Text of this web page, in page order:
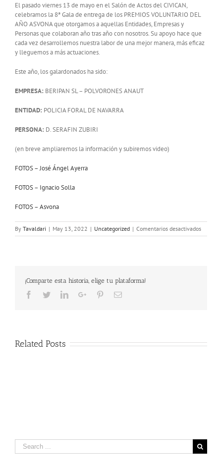
El pasado viernes 13 de mayo en el Salón de Actos del CIVICAN,
celebramos la 8ª Gala de entrega de los PREMIOS VOLUNTARIO DEL
AÑO ASVONA que otorgamos a aquellas Entidades, Empresas y
Personas que colaboran año tras año con nosotros. Su apoyo hace que
cada vez desarrollemos nuestra labor de una mejor manera, más eficaz
y lleguemos a más actuaciones.
Este año, los galardonados ha sido:
EMPRESA: BERIPAN SL – POLVORONES ANAUT
ENTIDAD: POLICIA FORAL DE NAVARRA
PERSONA: D. SERAFIN ZUBIRI
(en breve ampliaremos la información y subiremos video)
FOTOS – José Ángel Ayerra
FOTOS – Ignacio Solla
FOTOS – Asvona
By Tavaldari | May 13, 2022 | Uncategorized | Comentarios desactivadosen
¡Comparte esta historia, elige tu plataforma!
Facebook
TwitterLinkedInGoogle+PinterestEmail
Related Posts
Search
for: